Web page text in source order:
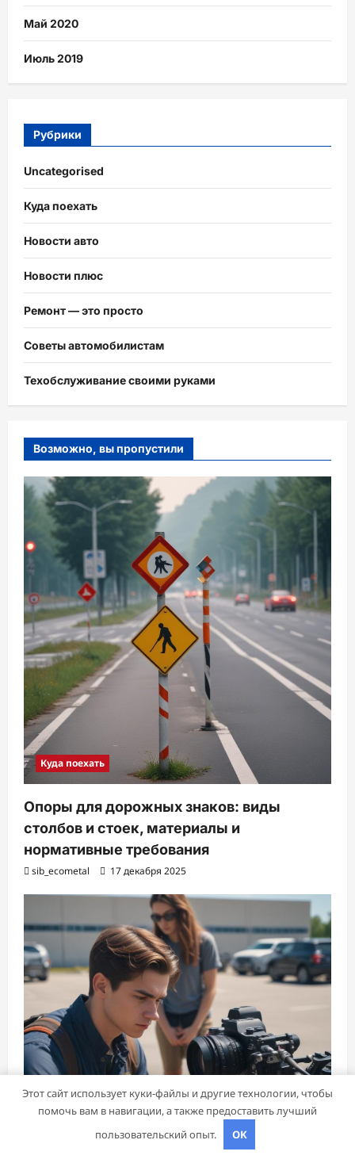
Май 2020
Июль 2019
Рубрики
Uncategorised
Куда поехать
Новости авто
Новости плюс
Ремонт — это просто
Советы автомобилистам
Техобслуживание своими руками
Возможно, вы пропустили
Куда поехать
Опоры для дорожных знаков: виды
столбов и стоек, материалы и
нормативные требования
sib_ecometal 17 декабря 2025
Этот сайт использует куки-файлы и другие технологии, чтобы
помочь вам в навигации, а также предоставить лучший
пользовательский опыт.
OK